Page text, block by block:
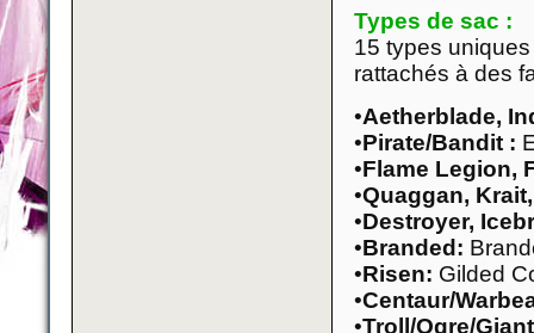
Types de sac :
15 types
rattachés à des
•Aetherblade,
•Pirate/Bandit :
•Flame Legion,
•Quaggan,
•Destroyer,
•Branded:
•Risen: Gilded
•Centaur/
•Troll/Ogre/